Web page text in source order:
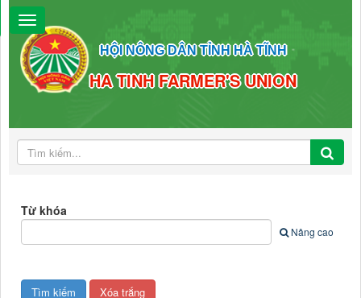
HỘI NÔNG DÂN TỈNH HÀ TĨNH
HA TINH FARMER'S UNION
Từ khóa
Nâng cao